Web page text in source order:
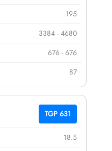
195
3384 - 4680
676 - 676
87
TGP 631
18.5